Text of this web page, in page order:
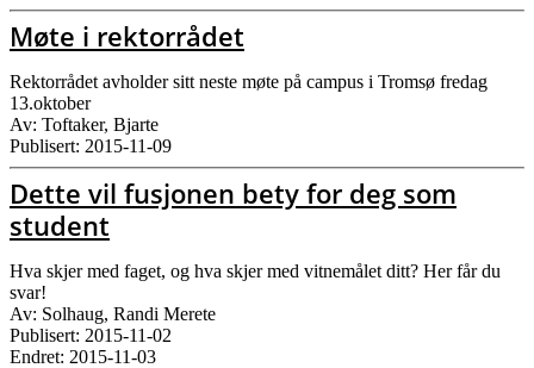
Møte i rektorrådet
Rektorrådet avholder sitt neste møte på campus i Tromsø fredag
13.oktober
Av: Toftaker, Bjarte
Publisert: 2015-11-09
Dette vil fusjonen bety for deg som
student
Hva skjer med faget, og hva skjer med vitnemålet ditt? Her får du
svar!
Av: Solhaug, Randi Merete
Publisert: 2015-11-02
Endret: 2015-11-03